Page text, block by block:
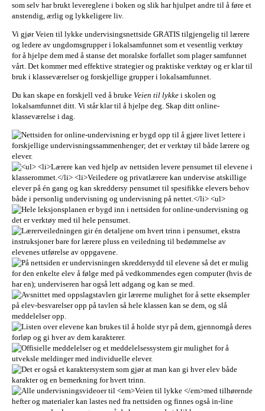
som selv har brukt levereglene i boken og slik har hjulpet andre til å føre et
anstendig, ærlig og lykkeligere liv.
Vi gjør Veien til lykke undervisingsnettside GRATIS tilgjengelig til lærere
og ledere av ungdomsgrupper i lokalsamfunnet som et vesentlig verktøy
for å hjelpe dem med å stanse det moralske forfallet som plager samfunnet
vårt. Det kommer med effektive strategier og praktiske verktøy og er klar til
bruk i klasseværelser og forskjellige grupper i lokalsamfunnet.
Du kan skape en forskjell ved å bruke Veien til lykke i skolen og
lokalsamfunnet ditt. Vi står klar til å hjelpe deg. Skap ditt online-
klasseværelse i dag.